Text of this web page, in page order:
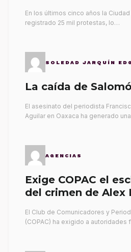
En los últimos cinco años la
registrado 25 mil protestas, lo…
SOLEDAD JARQUÍN
La caída de
El asesinato del periodista
Aguilar en Oaxaca ha generado
AGENCIAS
Exige COPAC el
del crimen de Alex
El Club de Comunicadores y
(COPAC) ha exigido a